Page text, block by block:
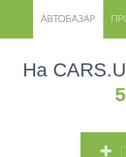
АВТОБАЗАР
На